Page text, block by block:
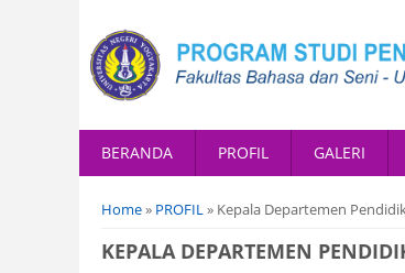
BERANDA PROFIL GALERI
You are here
Home» PROFIL» Kepala Departemen
KEPALA DEPARTEMEN